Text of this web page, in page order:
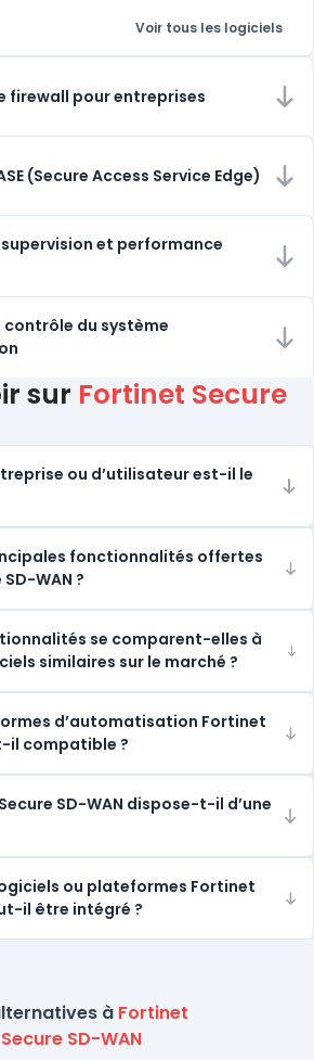
Voir tous les logiciels
firewall pour entreprises
(Secure Access Service Edge)
et performance
contrôle du système
sur Fortinet Secure
ou d’utilisateur est-il le
fonctionnalités offertes
WAN ?
se comparent-elles à
similaires sur le marché ?
d’automatisation Fortinet
il compatible ?
SD-WAN dispose-t-il d’une
ou plateformes Fortinet
il être intégré ?
à Fortinet
Secure SD-WAN